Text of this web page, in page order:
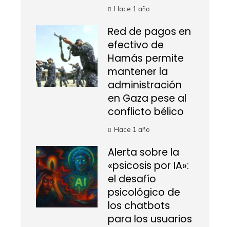
Hace 1 año
Red de pagos en
efectivo de
Hamás permite
mantener la
administración
en Gaza pese al
conflicto bélico
Hace 1 año
Alerta sobre la
«psicosis por IA»:
el desafío
psicológico de
los chatbots
para los usuarios